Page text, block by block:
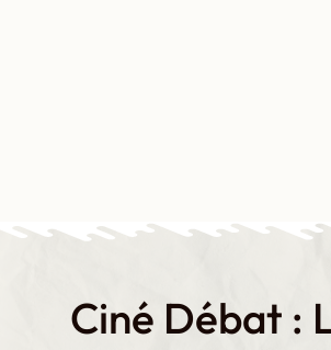
Ciné Débat :